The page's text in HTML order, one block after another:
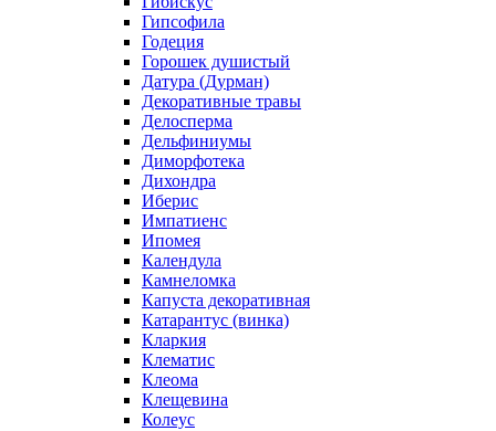
Гипсофила
Годеция
Горошек душистый
Датура (Дурман)
Декоративные травы
Делосперма
Дельфиниумы
Диморфотека
Дихондра
Иберис
Импатиенс
Ипомея
Календула
Камнеломка
Капуста декоративная
Катарантус (винка)
Кларкия
Клематис
Клеома
Клещевина
Колеус